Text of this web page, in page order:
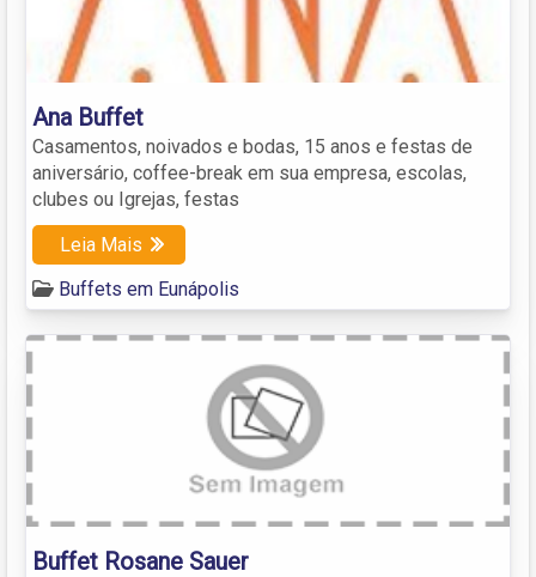
Ana Buffet
Casamentos, noivados e bodas, 15 anos e festas de
aniversário, coffee-break em sua empresa, escolas,
clubes ou Igrejas, festas
Leia Mais
Buffets em Eunápolis
Buffet Rosane Sauer